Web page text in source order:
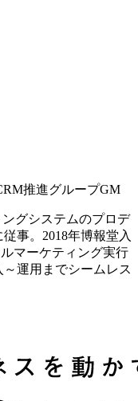
推進グループGM
グシステムのプロデ
事。2018年博報堂入
マーケティング実行
運用までシームレス